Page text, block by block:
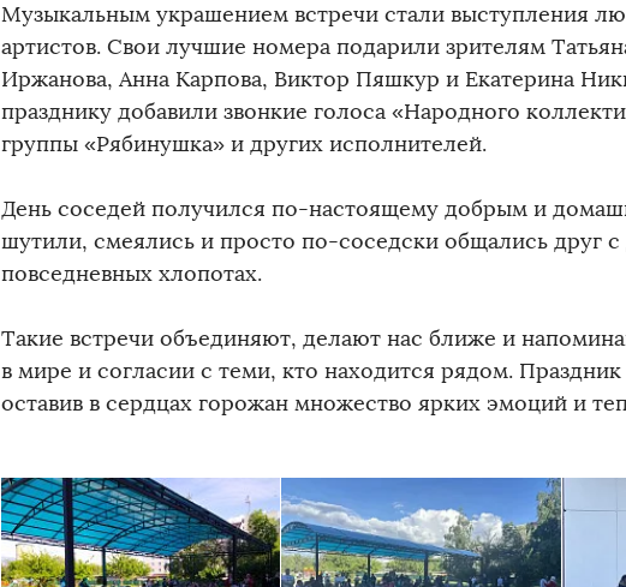
Музыкальным украшением встречи стали выступления
артистов. Свои лучшие номера подарили зрителям
Иржанова, Анна Карпова, Виктор Пяшкур и Екатерина
празднику добавили звонкие голоса «Народного
группы «Рябинушка» и других исполнителей.
День соседей получился по-настоящему добрым и
шутили, смеялись и просто по-соседски общались друг с
повседневных хлопотах.
Такие встречи объединяют, делают нас ближе и
в мире и согласии с теми, кто находится рядом.
оставив в сердцах горожан множество ярких эмоций и